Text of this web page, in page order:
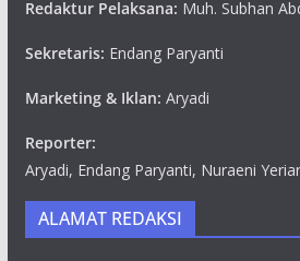
Redaktur Pelaksana: Muh. Subhan
Sekretaris: Endang Paryanti
Marketing & Iklan: Aryadi
Reporter:
Aryadi, Endang Paryanti, Nuraeni
ALAMAT REDAKSI